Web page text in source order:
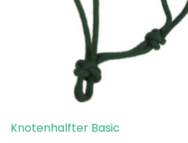
Knotenhalfter Basic